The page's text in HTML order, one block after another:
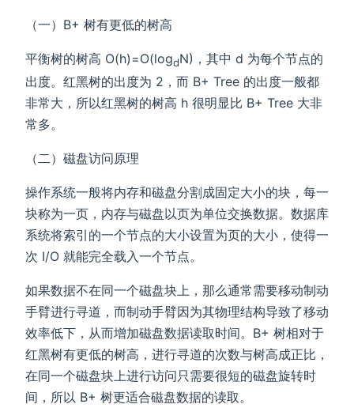
（一）B+ 树有更低的树高
平衡树的树高 O(h)=O(logdN)，其中 d 为每个节点的
出度。红黑树的出度为 2，而 B+ Tree 的出度一般都
非常大，所以红黑树的树高 h 很明显比 B+ Tree 大非
常多。
（二）磁盘访问原理
操作系统一般将内存和磁盘分割成固定大小的块，每一
块称为一页，内存与磁盘以页为单位交换数据。数据库
系统将索引的一个节点的大小设置为页的大小，使得一
次 I/O 就能完全载入一个节点。
如果数据不在同一个磁盘块上，那么通常需要移动制动
手臂进行寻道，而制动手臂因为其物理结构导致了移动
效率低下，从而增加磁盘数据读取时间。B+ 树相对于
红黑树有更低的树高，进行寻道的次数与树高成正比，
在同一个磁盘块上进行访问只需要很短的磁盘旋转时
间，所以 B+ 树更适合磁盘数据的读取。